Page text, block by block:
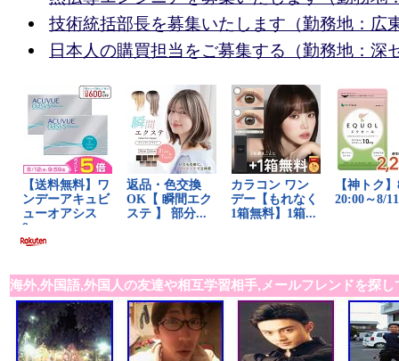
技術統括部長を募集いたします（勤務地：広
日本人の購買担当をご募集する（勤務地：深
海外,外国語,外国人の友達や相互学習相手,メールフレンドを探し